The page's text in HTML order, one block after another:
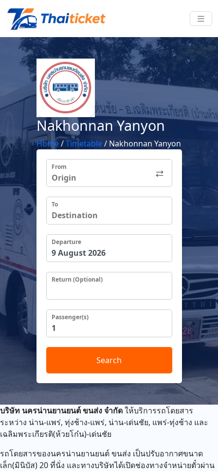
Nakhonnan Yanyon
Home / Timetable / Nakhonnan Yanyon
From
To
Departure
Return (Optional)
Passenger(s)
Search
บริษัท นครน่านยานยนต์ ขนส่ง จำกัดให้บริการรถโดยสาร
ระหว่าง น่าน-แพร่, ทุ่งช้าง-แพร่, น่าน-เด่นชัย, แพร่-ทุ่งช้าง และ
เฉลิมพระเกียรติ(ห้วยโก๋น)-เด่นชัย
รถโดยสารของนครน่านยานยนต์ ขนส่ง เป็นปรับอากาศขนาด
เล็ก(มินิบัส) 20 ที่นั่ง และทางบริษัทได้เปิดช่องทางจำหน่ายตั๋วผ่าน